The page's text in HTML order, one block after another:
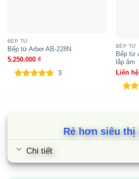
BẾP TỪ
Bếp từ Arber AB-228N
5.250.000 ₫
3
BẾP TỪ
Bếp từ
lắp âm
Liên hệ
Rẻ hơn siêu thị
Chi tiết